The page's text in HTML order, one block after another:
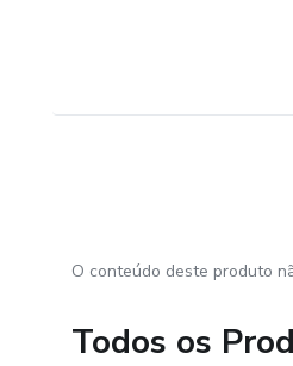
O conteúdo deste produto
Todos os